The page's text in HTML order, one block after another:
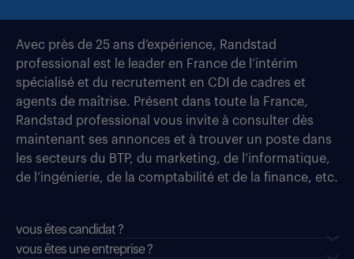
Avec près de 25 ans d’expérience, Randstad
professional est le leader en France de l’intérim
spécialisé et du recrutement en CDI de cadres et
agents de maîtrise. Présent dans toute la France,
Randstad professional vous invite à consulter dès
maintenant ses annonces et à trouver un poste dans
les secteurs du BTP, du marketing, de l’informatique,
de l’ingénierie, de la comptabilité et de la finance, etc.
vous êtes candidat ?
vous êtes une entreprise ?